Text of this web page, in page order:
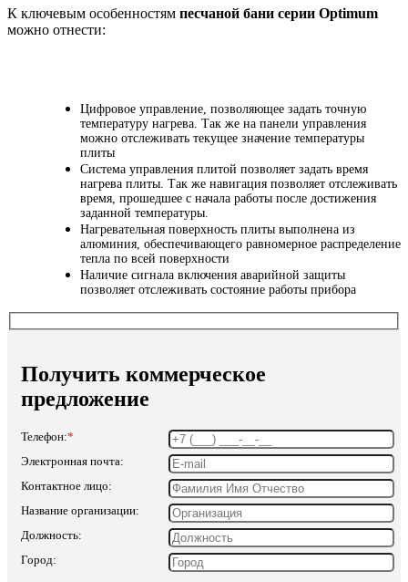
К ключевым особенностям песчаной бани серии Optimum
можно отнести:
Цифровое управление, позволяющее задать точную
температуру нагрева. Так же на панели управления
можно отслеживать текущее значение температуры
плиты
Система управления плитой позволяет задать время
нагрева плиты. Так же навигация позволяет отслеживать
время, прошедшее с начала работы после достижения
заданной температуры.
Нагревательная поверхность плиты выполнена из
алюминия, обеспечивающего равномерное распределение
тепла по всей поверхности
Наличие сигнала включения аварийной защиты
позволяет отслеживать состояние работы прибора
Получить коммерческое
предложение
Телефон:*
Электронная почта:
Контактное лицо:
Название организации:
Должность:
Город: